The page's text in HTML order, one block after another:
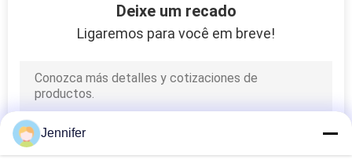
Deixe um recado
Ligaremos para você em breve!
Jennifer